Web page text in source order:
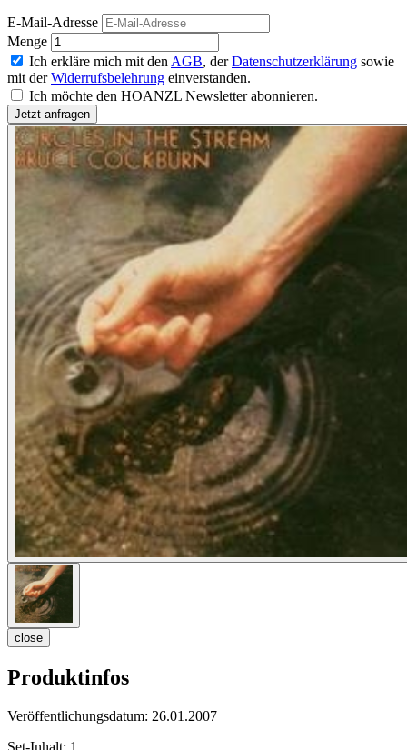
E-Mail-Adresse
Menge
Ich erkläre mich mit den AGB, derDatenschutzerklärung sowie
mit derWiderrufsbelehrung einverstanden.
Ich möchte den HOANZL Newsletter abonnieren.
close
Produktinfos
Veröffentlichungsdatum: 26.01.2007
Set-Inhalt: 1